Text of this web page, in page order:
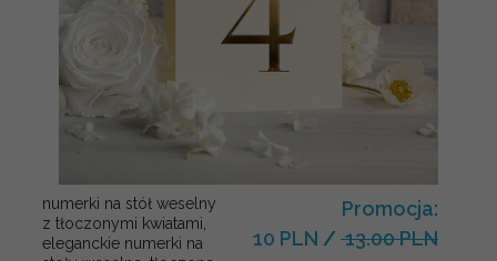
numerki na stół weselny
z tłoczonymi kwiatami,
eleganckie numerki na
Promocja:
10 PLN / 13.00 PLN